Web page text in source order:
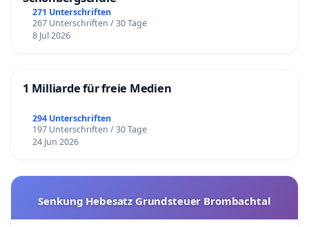
271 Unterschriften
267 Unterschriften / 30 Tage
8 Jul 2026
1 Milliarde für freie Medien
294 Unterschriften
197 Unterschriften / 30 Tage
24 Jun 2026
Senkung Hebesatz Grundsteuer Brombachtal